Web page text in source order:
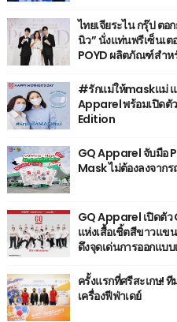
ไทยเจียระไน กรุ๊ป ต
นิว” นั่งแท่นพรีเซ็นเต
POYD ผลิตภัณฑ์สำห
#รักแม่ให้maskแม่
Apparel พร้อมเปิด
Edition
GQ Apparel จับมือ
Mask ไม่ต้องลงจากร
GQ Apparel เปิดตั
แห่งเสื้อเชิ้ตสีขาวแข
ดึงจุดเด่นการออกแบ
ครั้งแรกที่ศรีสะเกษ!
เครื่องฟีฟ่าเดย์